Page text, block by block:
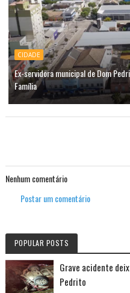
CIDADE
Ex-servidora municipal de Dom
Família
Nenhum comentário
Postar um comentário
POPULAR POSTS
Grave acidente
Pedrito